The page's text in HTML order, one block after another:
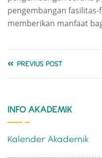
pengembangan
memberikan manfaat
PREVIUS POST
INFO AKADEMIK
Kalender Akademik